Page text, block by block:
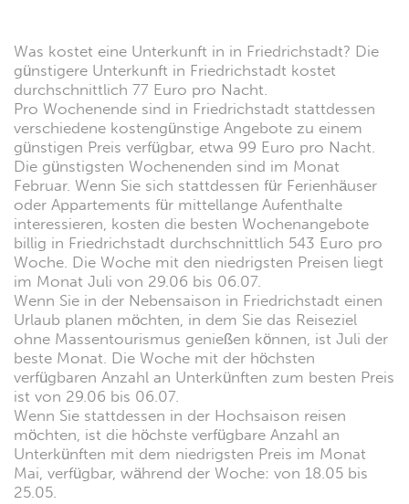
Was kostet eine Unterkunft in in Friedrichstadt? Die
günstigere Unterkunft in Friedrichstadt kostet
durchschnittlich 77 Euro pro Nacht.
Pro Wochenende sind in Friedrichstadt stattdessen
verschiedene kostengünstige Angebote zu einem
günstigen Preis verfügbar, etwa 99 Euro pro Nacht.
Die günstigsten Wochenenden sind im Monat
Februar. Wenn Sie sich stattdessen für Ferienhäuser
oder Appartements für mittellange Aufenthalte
interessieren, kosten die besten Wochenangebote
billig in Friedrichstadt durchschnittlich 543 Euro pro
Woche. Die Woche mit den niedrigsten Preisen liegt
im Monat Juli von 29.06 bis 06.07.
Wenn Sie in der Nebensaison in Friedrichstadt einen
Urlaub planen möchten, in dem Sie das Reiseziel
ohne Massentourismus genießen können, ist Juli der
beste Monat. Die Woche mit der höchsten
verfügbaren Anzahl an Unterkünften zum besten Preis
ist von 29.06 bis 06.07.
Wenn Sie stattdessen in der Hochsaison reisen
möchten, ist die höchste verfügbare Anzahl an
Unterkünften mit dem niedrigsten Preis im Monat
Mai, verfügbar, während der Woche: von 18.05 bis
25.05.